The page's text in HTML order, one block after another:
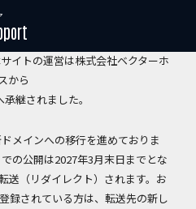
お知らせ】
イトの運営は株式会社ベクターホ
から
承継されました。
メインへの移行を進めておりま
の公開は2027年3月末日までとな
送（リダイレクト）されます。お
録されている方は、転送先の新し